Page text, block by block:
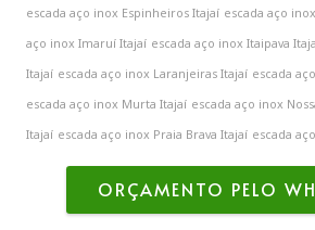
escada aço inox Espinheiros Itajaí escada aço
aço inox Imaruí Itajaí escada aço inox Itaipava
Itajaí escada aço inox Laranjeiras Itajaí escada
escada aço inox Murta Itajaí escada aço inox
Itajaí escada aço inox Praia Brava Itajaí escada
ORÇAMENTO PELO